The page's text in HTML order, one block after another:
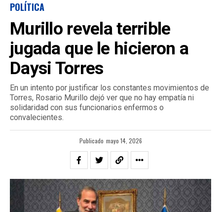
POLÍTICA
Murillo revela terrible
jugada que le hicieron a
Daysi Torres
En un intento por justificar los constantes movimientos de
Torres, Rosario Murillo dejó ver que no hay empatía ni
solidaridad con sus funcionarios enfermos o
convalecientes.
Publicado mayo 14, 2026